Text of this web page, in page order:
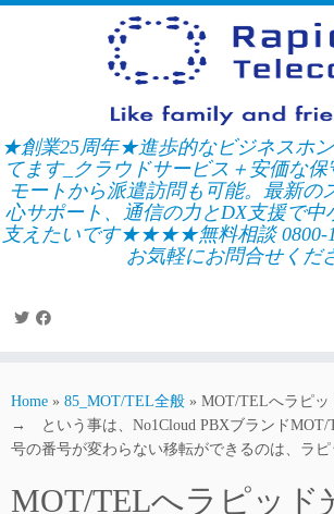
Skip
★創業25周年★進歩的なビジネスホン
てます_クラウドサービス＋安価な
モートから派遣訪問も可能。最新の
心サポート、通信の力とDX支援で中
支えたいです★★★★無料相談 0800-
お気軽にお問合せくだ
Home » 85_MOT/TEL全般 » MOT/TELへラピ
→ という事は、No1Cloud PBXブランドMOT/
号の番号が変わらない移転ができるのは、ラピ
MOT/TELへラピッド